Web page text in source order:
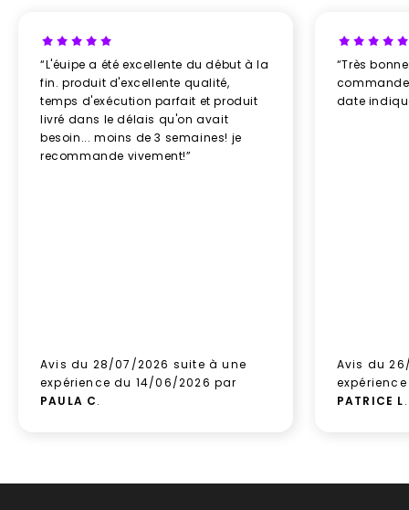
“L'éuipe a été excellente du début à la
fin. produit d'excellente qualité,
temps d'exécution parfait et produit
livré dans le délais qu'on avait
besoin... moins de 3 semaines! je
recommande vivement!”
Avis du 28/07/2026 suite à une
expérience du 14/06/2026 par
PAULA C.
“Très
date
Avis du
PATRICE L.